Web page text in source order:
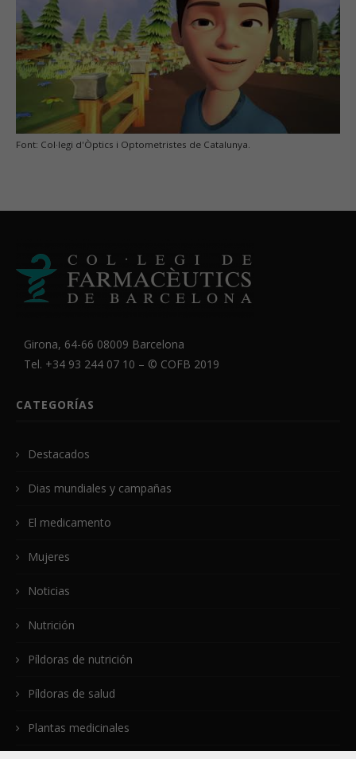
Font: Col·legi d'Òptics i Optometristes de Catalunya.
Girona, 64-66 08009 Barcelona
Tel. +34 93 244 07 10 – © COFB 2019
CATEGORÍAS
Destacados
Dias mundiales y campañas
El medicamento
Mujeres
Noticias
Nutrición
Píldoras de nutrición
Píldoras de salud
Plantas medicinales